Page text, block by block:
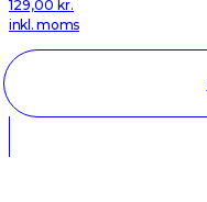
129,00 kr.
inkl. moms